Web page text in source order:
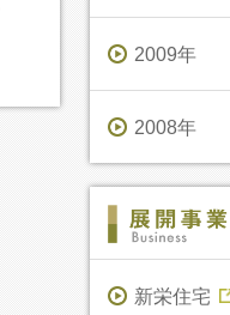
2009年
2008年
新栄住宅